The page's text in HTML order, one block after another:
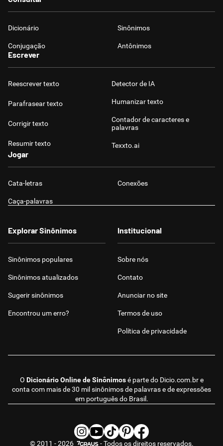
Dicionário Sinônimos
Conjugação Antônimos
Escrever
Reescrever texto
Parafrasear texto
Corrigir texto
Resumir texto
Detector de IA
Humanizar texto
Contador de caracteres e
palavras
Texxto.ai
Jogar
Cata-letras Conexões
Caça-palavras
O Dicionário Online de Sinônimosé parte do Dicio.com.bre
conta com mais de 30 mil sinônimos de palavras e de expressões
em português do Brasil.
Explorar Sinônimos
Sinônimos populares
Sinônimos atualizados
Sugerir sinônimos
Encontrou um erro?
Institucional
Sobre nós
Contato
Anunciar no site
Termos de uso
Política de privacidade
© 2011 - 2026 - Todos os direitos reservados.